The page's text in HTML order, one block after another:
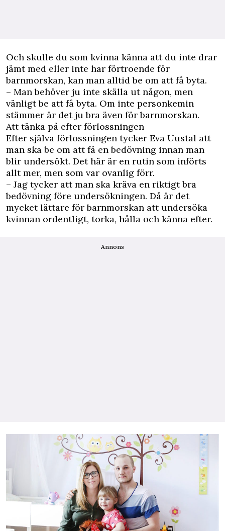
Och skulle du som kvinna känna att du inte drar
jämt med eller inte har förtroende för
barnmorskan, kan man alltid be om att få byta.
– Man behöver ju inte skälla ut någon, men
vänligt be att få byta. Om inte personkemin
stämmer är det ju bra även för barnmorskan.
Att tänka på efter förlossningen
Efter själva förlossningen tycker Eva Uustal att
man ska be om att få en bedövning innan man
blir undersökt. Det här är en rutin som införts
allt mer, men som var ovanlig förr.
– Jag tycker att man ska kräva en riktigt bra
bedövning före undersökningen. Då är det
mycket lättare för barnmorskan att undersöka
kvinnan ordentligt, torka, hålla och känna efter.
Annons